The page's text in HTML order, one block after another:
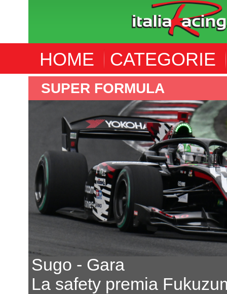
HOME CATEGORIE
SUPER FORMULA
Sugo - Gara
La safety premia